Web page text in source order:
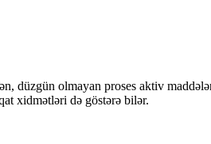
düzgün olmayan proses aktiv
xidmətləri də göstərə bilər.